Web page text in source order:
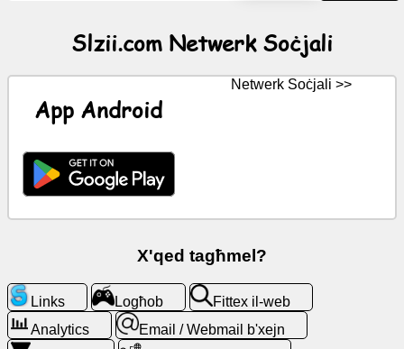
Kuntatti
Logħob
il-
web
Slzii.com Netwerk Soċjali
App Android
Netwerk Soċjali >>
X'qed tagħmel?
Links Logħob
Fittex il-web
Analytics
Email / Webmail b'xejn